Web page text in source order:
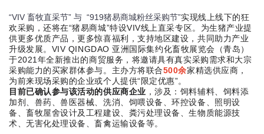
“VIV 畜牧直采节” 与 “919猪易商城粉丝采购节”实现线上线下的狂
欢采购，还将在“猪易商城”特设VIV线上直采专区。为生猪产业提
供更多优质产品，更多惊喜福利，支持地区建设， 共同助力产业
升级发展。 VIV QINGDAO 亚洲国际集约化畜牧展览会（青岛）
于2021年全新推出的商贸服务，将邀请具有真实采购需求和大宗
采购能力的买家群体参与。 主办方将联合500余家精选供应商，
为前来现场采购的企业或个人提供“限定优惠”。
目前已确认参与该活动的供应商企业 ，涉及：饲料辅料、饲料添
加剂、兽药、兽医器械、洗消、饲喂设备、环控设备、照明设
备、畜牧屋舍设计及工程建设
粪污处理设备、生物质能源技
术 、无害化处理设备、畜禽运输设备等。